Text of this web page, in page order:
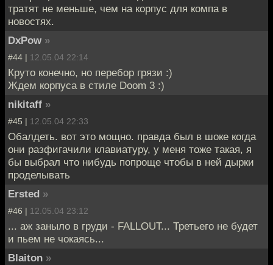
тратят не меньше, чем на корпус для компа в
новостях.
DxPow »
#44 | 12.05.04 22:14
Круто конечно, но перебор грязи :)
Ждем корпуса в стиле Doom 3 :)
nikitaff »
#45 | 12.05.04 22:33
Обалдеть. вот это мощно. правда был в шоке когда
они разфигачили клавиатуру, у меня тоже такая, я
бы выбрал что нибудь попроще чтобы в ней дырки
проделывать
Ersted »
#46 | 12.05.04 23:12
... аж заныло в груди - FALLOUT... Третьего не будет
и пьем не чокаясь...
Blaiton »